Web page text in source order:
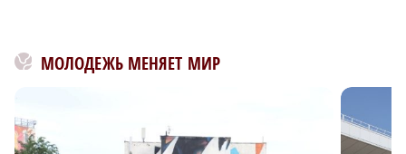
МОЛОДЕЖЬ МЕНЯЕТ МИР
×